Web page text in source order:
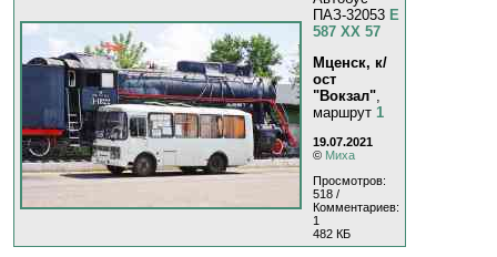
ПАЗ-32053 Е
587 ХХ 57
Мценск, к/
ост
"Вокзал",
маршрут 1
19.07.2021
© Миха
Просмотров:
518 /
Комментариев:
1
482 КБ